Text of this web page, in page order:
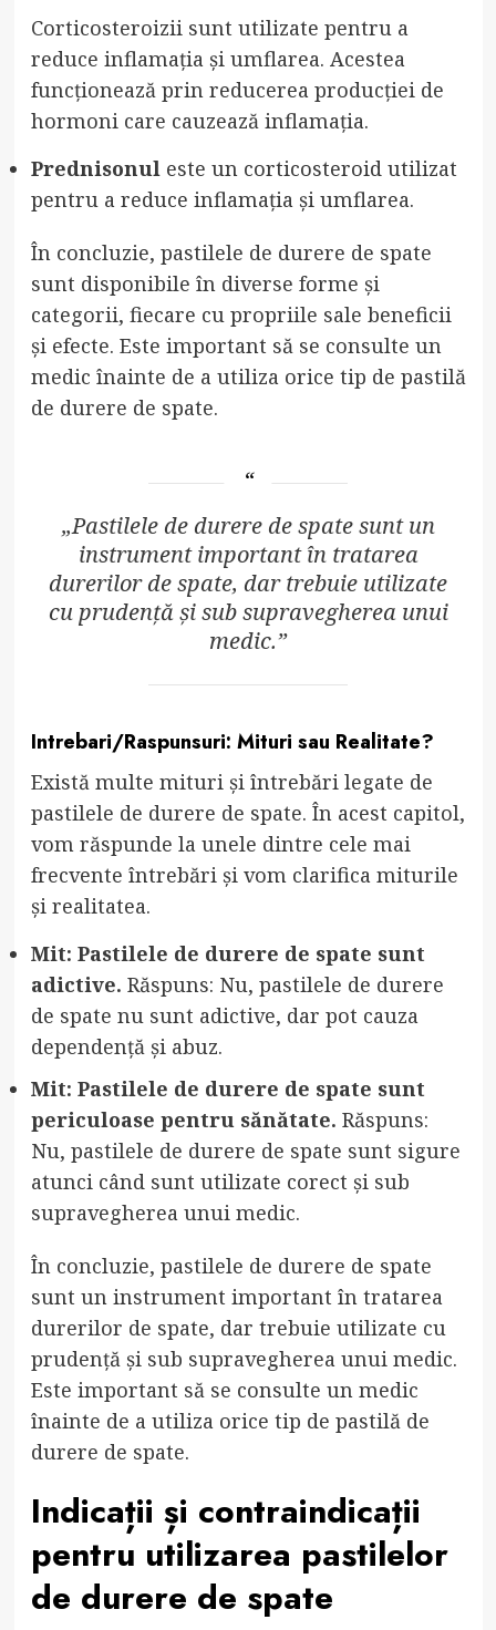
Corticosteroizii sunt utilizate pentru a
reduce inflamația și umflarea. Acestea
funcționează prin reducerea producției de
hormoni care cauzează inflamația.
Prednisonuleste un corticosteroid utilizat
pentru a reduce inflamația și umflarea.
În concluzie, pastilele de durere de spate
sunt disponibile în diverse forme și
categorii, fiecare cu propriile sale beneficii
și efecte. Este important să se consulte un
medic înainte de a utiliza orice tip de pastilă
de durere de spate.
„Pastilele de durere de spate sunt un
instrument important în tratarea
durerilor de spate, dar trebuie utilizate
cu prudență și sub supravegherea unui
medic.”
Intrebari/Raspunsuri: Mituri sau Realitate?
Există multe mituri și întrebări legate de
pastilele de durere de spate. În acest capitol,
vom răspunde la unele dintre cele mai
frecvente întrebări și vom clarifica miturile
și realitatea.
Mit: Pastilele de durere de spate sunt
adictive. Răspuns: Nu, pastilele de durere
de spate nu sunt adictive, dar pot cauza
dependență și abuz.
Mit: Pastilele de durere de spate sunt
periculoase pentru sănătate. Răspuns:
Nu, pastilele de durere de spate sunt sigure
atunci când sunt utilizate corect și sub
supravegherea unui medic.
În concluzie, pastilele de durere de spate
sunt un instrument important în tratarea
durerilor de spate, dar trebuie utilizate cu
prudență și sub supravegherea unui medic.
Este important să se consulte un medic
înainte de a utiliza orice tip de pastilă de
durere de spate.
Indicații și contraindicații
pentru utilizarea pastilelor
de durere de spate